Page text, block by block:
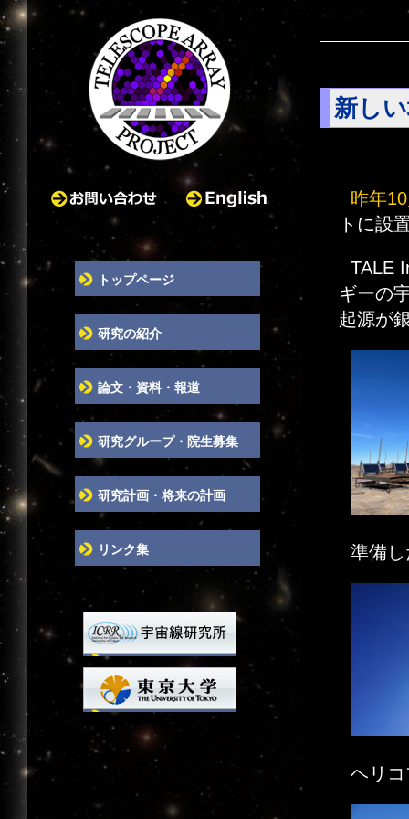
お問い合わせ English
トップページ
研究の紹介
論文・資料・報道
研究グループ・院生募集
研究計画・将来の計画
リンク集
新し
昨年
トに設
TALE
ギーの
起源が
準備
ヘリ